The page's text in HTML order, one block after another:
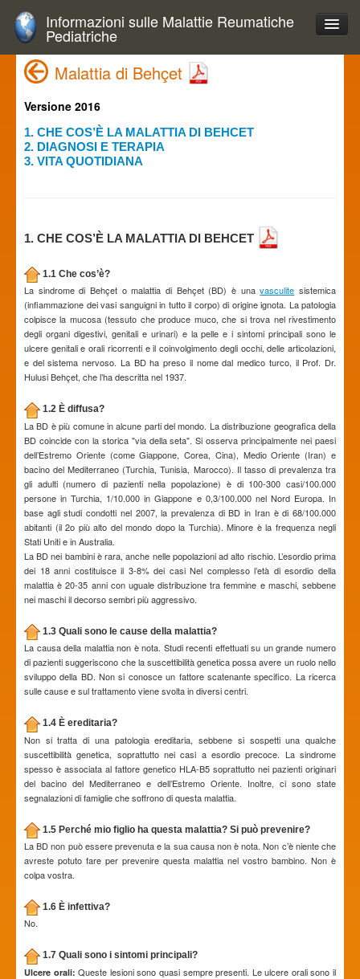
Informazioni sulle Malattie Reumatiche
Pediatriche
Malattia di Behçet
Versione 2016
1. CHE COS’È LA MALATTIA DI BEHCET
2. DIAGNOSI E TERAPIA
3. VITA QUOTIDIANA
1. CHE COS’È LA MALATTIA DI BEHCET
1.1 Che cos’è?
La sindrome di Behçet o malattia di Behçet (BD) è unavasculite sistemica
(infiammazione dei vasi sanguigni in tutto il corpo) di origine ignota. La patologia
colpisce la mucosa (tessuto che produce muco, che si trova nel rivestimento
degli organi digestivi, genitali e urinari) e la pelle e i sintomi principali sono le
ulcere genitali e orali ricorrenti e il coinvolgimento degli occhi, delle articolazioni,
e del sistema nervoso. La BD ha preso il nome dal medico turco, il Prof. Dr.
Hulusi Behçet, che l’ha descritta nel 1937.
1.2 È diffusa?
La BD è più comune in alcune parti del mondo. La distribuzione geografica della
BD coincide con la storica "via della seta". Si osserva principalmente nei paesi
dell’Estremo Oriente (come Giappone, Corea, Cina), Medio Oriente (Iran) e
bacino del Mediterraneo (Turchia, Tunisia, Marocco). Il tasso di prevalenza tra
gli adulti (numero di pazienti nella popolazione) è di 100-300 casi/100.000
persone in Turchia, 1/10.000 in Giappone e 0,3/100.000 nel Nord Europa. In
base agli studi condotti nel 2007, la prevalenza di BD in Iran è di 68/100.000
abitanti (il 2o più alto del mondo dopo la Turchia). Minore è la frequenza negli
Stati Uniti e in Australia.
La BD nei bambini è rara, anche nelle popolazioni ad alto rischio. L’esordio prima
dei 18 anni costituisce il 3-8% dei casi Nel complesso l’età di esordio della
malattia è 20-35 anni con uguale distribuzione tra femmine e maschi, sebbene
nei maschi il decorso sembri più aggressivo.
1.3 Quali sono le cause della malattia?
La causa della malattia non è nota. Studi recenti effettuati su un grande numero
di pazienti suggeriscono che la suscettibilità genetica possa avere un ruolo nello
sviluppo della BD. Non si conosce un fattore scatenante specifico. La ricerca
sulle cause e sul trattamento viene svolta in diversi centri.
1.4 È ereditaria?
Non si tratta di una patologia ereditaria, sebbene si sospetti una qualche
suscettibilità genetica, soprattutto nei casi a esordio precoce. La sindrome
spesso è associata al fattore genetico HLA-B5 soprattutto nei pazienti originari
del bacino del Mediterraneo e dell’Estremo Oriente. Inoltre, ci sono state
segnalazioni di famiglie che soffrono di questa malattia.
1.5 Perché mio figlio ha questa malattia? Si può prevenire?
La BD non può essere prevenuta e la sua causa non è nota. Non c’è niente che
avreste potuto fare per prevenire questa malattia nel vostro bambino. Non è
colpa vostra.
1.6 È infettiva?
No.
1.7 Quali sono i sintomi principali?
Ulcere orali:Queste lesioni sono quasi sempre presenti. Le ulcere orali sono il